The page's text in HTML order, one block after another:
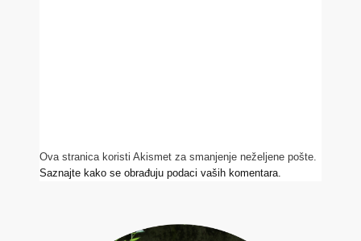
Ova stranica koristi Akismet za smanjenje neželjene pošte.
Saznajte kako se obrađuju podaci vaših komentara.